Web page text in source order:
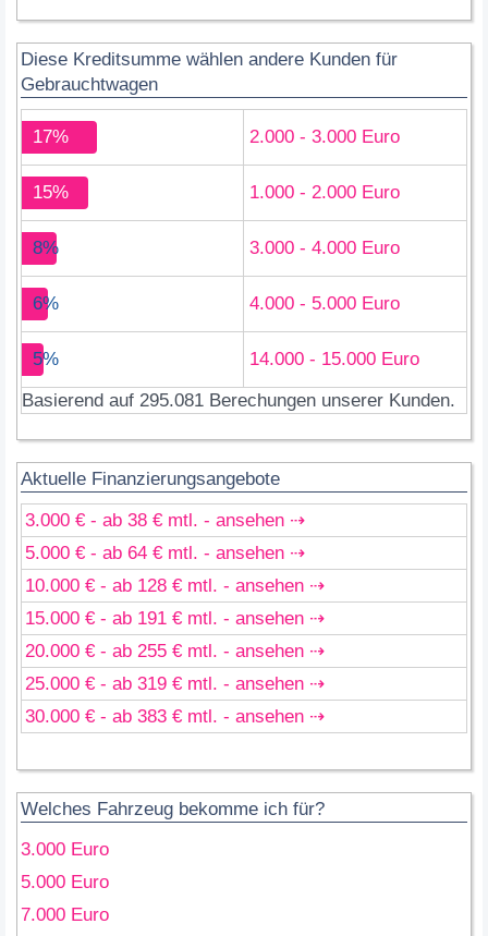
Diese Kreditsumme wählen andere Kunden für
Gebrauchtwagen
17% 2.000 - 3.000 Euro
15% 1.000 - 2.000 Euro
8% 3.000 - 4.000 Euro
6% 4.000 - 5.000 Euro
5%
14.000 - 15.000 Euro
Basierend auf 295.081 Berechungen unserer Kunden.
Aktuelle Finanzierungsangebote
3.000 € - ab 38 € mtl. - ansehen ⇢
5.000 € - ab 64 € mtl. - ansehen ⇢
10.000 € - ab 128 € mtl. - ansehen ⇢
15.000 € - ab 191 € mtl. - ansehen ⇢
20.000 € - ab 255 € mtl. - ansehen ⇢
25.000 € - ab 319 € mtl. - ansehen ⇢
30.000 € - ab 383 € mtl. - ansehen ⇢
Welches Fahrzeug bekomme ich für?
3.000 Euro
5.000 Euro
7.000 Euro